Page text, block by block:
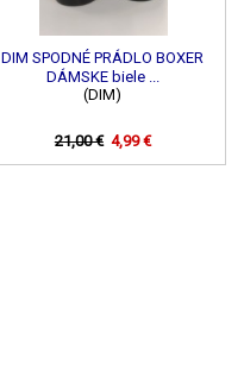
DIM SPODNÉ PRÁDLO BOXER
DÁMSKE biele ...
(DIM)
21,00 € 4,99 €